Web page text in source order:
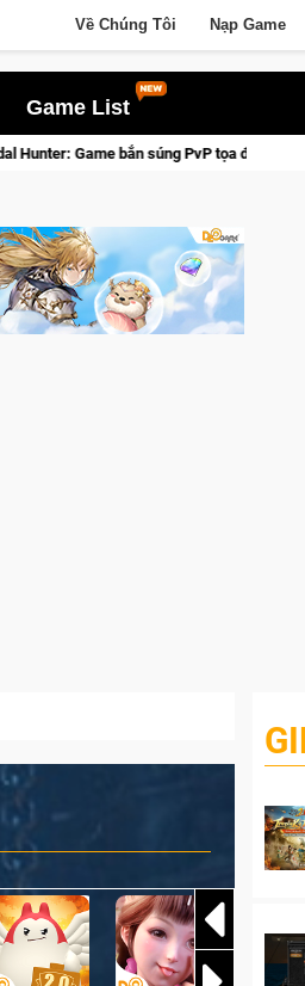
Về Chúng Tôi Nạp Game
Game List
PvP tọa độ đỉnh cao đưa bạn vào các